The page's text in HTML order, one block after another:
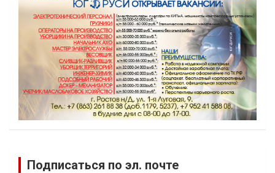
Подписаться по эл. почте